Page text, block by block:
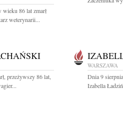
86 lat zmarł
weterynarii...
przeżywszy 86 lat,
WARSZAWA
Dnia 9
Izabella